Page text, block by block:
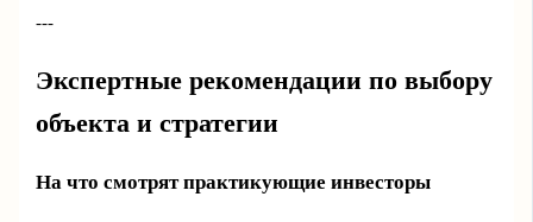
---
Экспертные рекомендации по выбору
объекта и стратегии
На что смотрят практикующие инвесторы